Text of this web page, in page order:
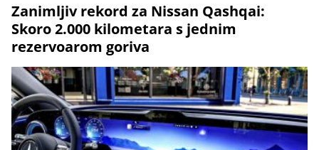
Zanimljiv rekord za Nissan Qashqai:
Skoro 2.000 kilometara s jednim
rezervoarom goriva